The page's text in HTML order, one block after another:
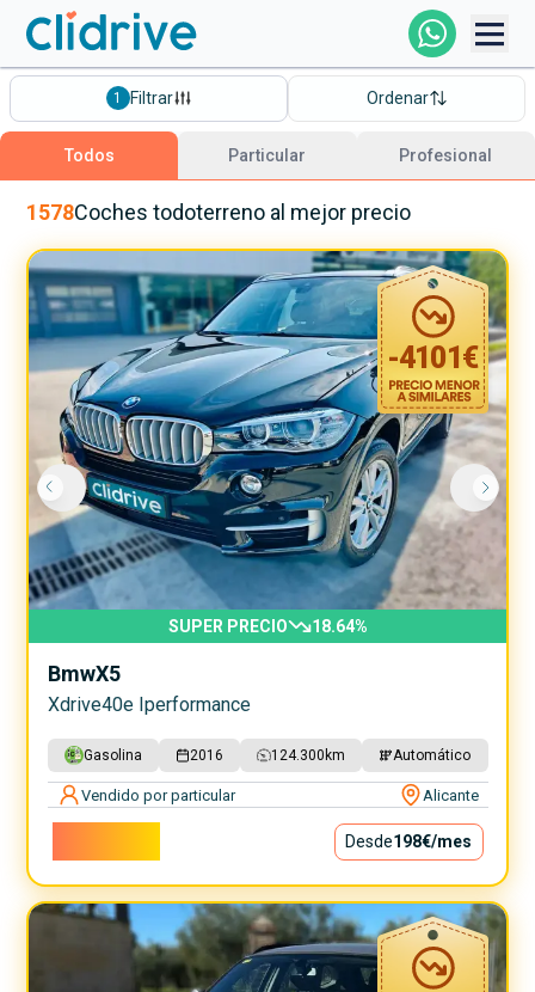
Comprar Coche
Todos Los Coches
Profesional
Particular
Financiación
Clidrive
1 Filtrar Ordenar
Todos Particular Profesional
1578Coches todoterreno al mejor precio
-4101€
SUPER PRECIO 18.64%
BmwX5
Xdrive40e Iperformance
Gasolina 2016 124.300 km Automático
Vendido por particular Alicante
Desde198€/mes